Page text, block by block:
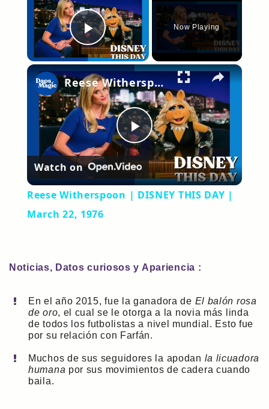
Play Video
Now Playing
×
Play
Video
Reese Witherspoon | DISNEY THIS DAY | March 22, 1976
Watch on
Reese Witherspoon | DISNEY THIS DAY |
March 22, 1976
Noticias, Datos curiosos y Apariencia :
En el año 2015, fue la ganadora de El balón rosa
de oro, el cual se le otorga a la novia más linda
de todos los futbolistas a nivel mundial. Esto fue
por su relación con Farfán.
Muchos de sus seguidores la apodan la licuadora
humana por sus movimientos de cadera cuando
baila.